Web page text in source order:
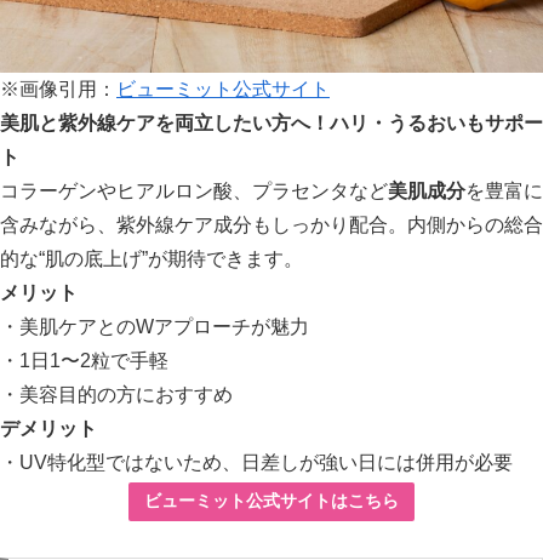
※画像引用： ビューミット公式サイト
美肌と紫外線ケアを両立したい方へ！ハリ・うるおいもサポー
ト
コラーゲンやヒアルロン酸、プラセンタなど美肌成分を豊富に
含みながら、紫外線ケア成分もしっかり配合。内側からの総合
的な“肌の底上げ”が期待できます。
メリット
・美肌ケアとのWアプローチが魅力
・1日1〜2粒で手軽
・美容目的の方におすすめ
デメリット
・UV特化型ではないため、日差しが強い日には併用が必要
ビューミット公式サイトはこちら